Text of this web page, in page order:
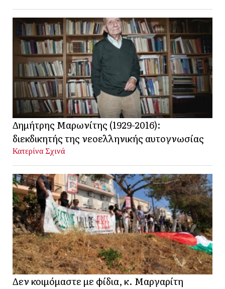
Δημήτρης Μαρωνίτης (1929-2016):
διεκδικητής της νεοελληνικής αυτογνωσίας
Κατερίνα Σχινά
Δεν κοιμόμαστε με φίδια, κ. Μαργαρίτη